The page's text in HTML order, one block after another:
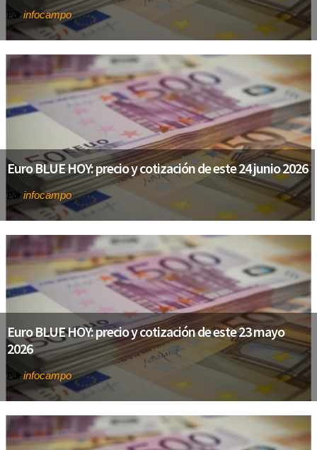
Por infocampo
Euro BLUE HOY: precio y cotización de este 24 junio 2026
Por infocampo
Euro BLUE HOY: precio y cotización de este 23 mayo
2026
Por infocampo